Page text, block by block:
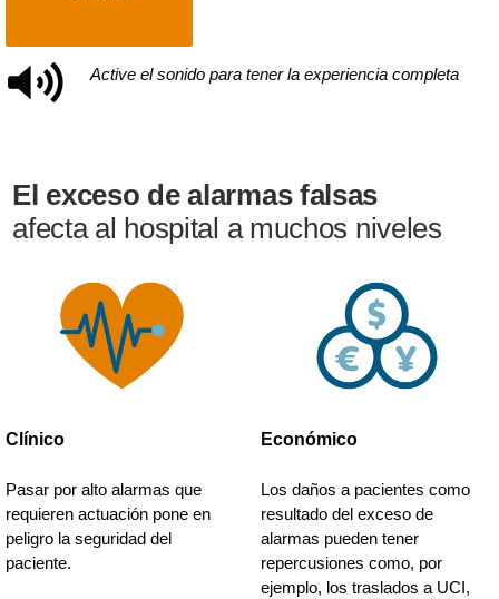
Active el sonido para tener la experiencia completa
El exceso de alarmas falsas
afecta al hospital a muchos niveles
Clínico
Pasar por alto alarmas que
requieren actuación pone en
peligro la seguridad del
paciente.
Económico
Los daños a pacientes como
resultado del exceso de
alarmas pueden tener
repercusiones como, por
ejemplo, los traslados a UCI,